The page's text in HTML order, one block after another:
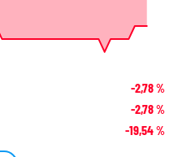
-2,78%
-2,78%
-19,54%